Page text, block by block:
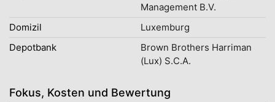
Management B.V.
Domizil
Luxemburg
Depotbank
Brown Brothers Harriman
(Lux) S.C.A.
Fokus, Kosten und Bewertung